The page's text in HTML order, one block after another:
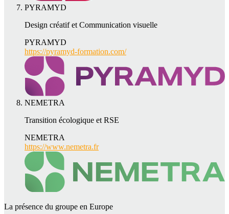
PYRAMYD
Design créatif et Communication visuelle
PYRAMYD
https://pyramyd-formation.com/
NEMETRA
Transition écologique et RSE
NEMETRA
https://www.nemetra.fr
La présence du groupe en Europe